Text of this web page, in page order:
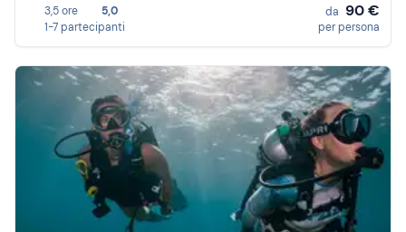
3,5 ore
5,0
1-7 partecipanti
da 90 €
per persona